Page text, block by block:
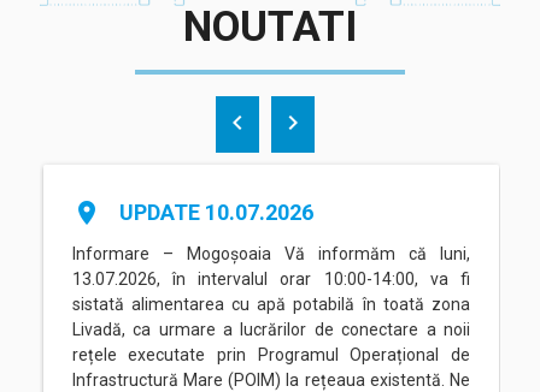
NOUTATI
place UPDATE 10.07.2026
Informare – Mogoșoaia Vă informăm că luni,
13.07.2026, în intervalul orar 10:00-14:00, va fi
sistată alimentarea cu apă potabilă în toată zona
Livadă, ca urmare a lucrărilor de conectare a noii
rețele executate prin Programul Operațional de
Infrastructură Mare (POIM) la rețeaua existentă. Ne
chevron_left chevron_right